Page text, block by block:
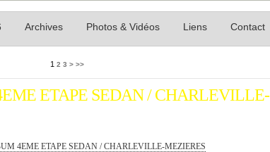
Archives Photos & Vidéos Liens Contact
1 2 3 > >>
ETAPE SEDAN / CHARLEVILLE-